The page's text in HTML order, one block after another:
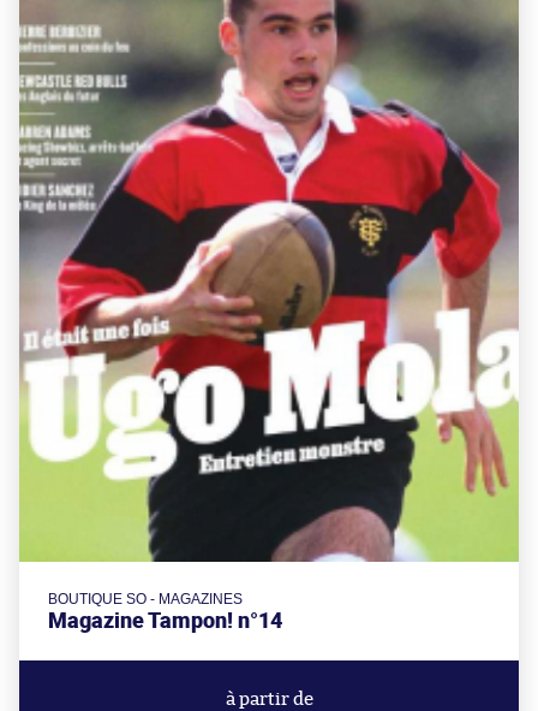
BOUTIQUE SO - MAGAZINES
Magazine Tampon! n°14
à partir de